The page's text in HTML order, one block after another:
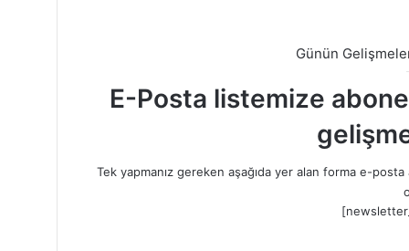
Günün
E-Posta listemize
Tek yapmanız gereken aşağıda yer alan forma e-